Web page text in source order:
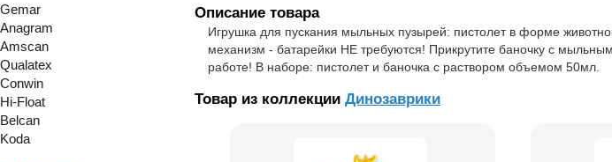
Gemar
Anagram
Amscan
Qualatex
Conwin
Hi-Float
Belcan
Koda
Описание товара
Игрушка для пускания мыльных пузырей: пистолет в форме
механизм - батарейки НЕ требуются! Прикрутите баночку с
работе! В наборе: пистолет и баночка с раствором объемом 50мл.
Товар из коллекции Динозаврики